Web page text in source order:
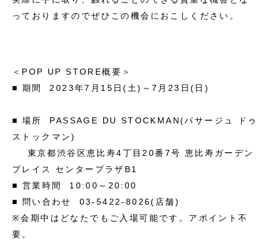
っておりますのでぜひこの機会におこしください。
＜POP UP STORE概要＞
■ 期間 2023年7月15日(土)～7月23日(日)
■ 場所 PASSAGE DU STOCKMAN(パサージュ ドゥ
ストックマン)
東京都渋谷区恵比寿4丁目20番7号 恵比寿ガーデン
プレイス センタープラザB1
■ 営業時間 10:00～20:00
■ 問い合わせ 03-5422-8026(店舗)
※会期中はどなたでもご入場可能です。アポイント不
要。